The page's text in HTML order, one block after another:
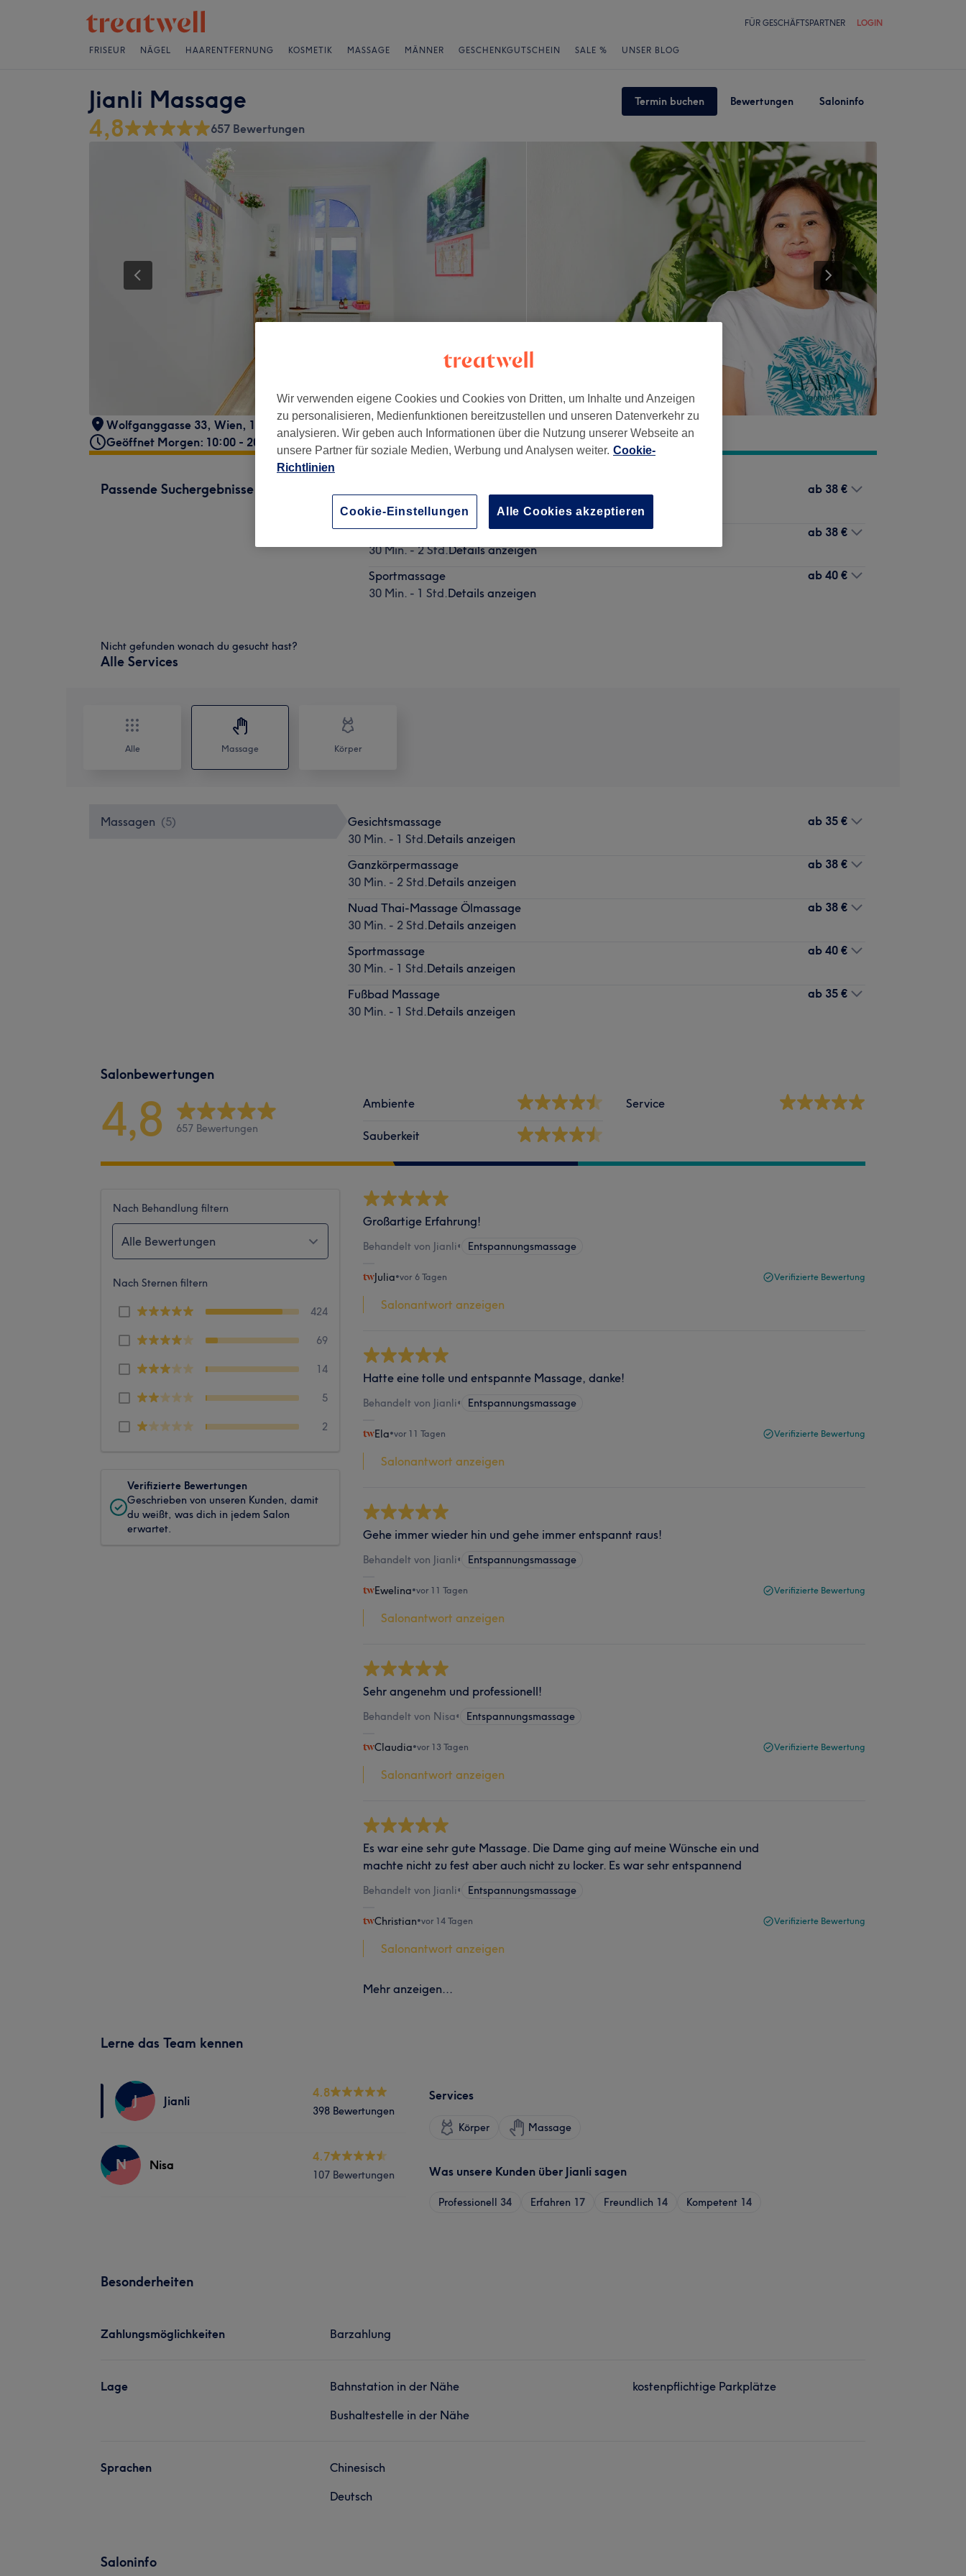
FÜR GESCHÄFTSPARTNER LOGIN
FRISEUR NÄGEL HAARENTFERNUNG KOSMETIK MASSAGE MÄNNER GESCHENKGUTSCHEIN SALE % UNSER BLOG
Jianli Massage Termin buchen Bewertungen Saloninfo
4,8 657 Bewertungen
Wolfganggasse 33, Wien, 12. Bezirk, 1120
Geöffnet Morgen: 10:00 - 20:00
Passende Suchergebnisse
30 Min. - 2 Std.Details anzeigen
ab 38 €
Nuad Thai-Massage Ölmassage
30 Min. - 2 Std.Details anzeigen
ab 38 €
Sportmassage
30 Min. - 1 Std.Details anzeigen
ab 40 €
Nicht gefunden wonach du gesucht hast?
Alle Services
Alle Massage Körper
Massagen (5)
Gesichtsmassage
30 Min. - 1 Std.Details anzeigen
ab 35 €
Ganzkörpermassage
30 Min. - 2 Std.Details anzeigen
ab 38 €
Nuad Thai-Massage Ölmassage
30 Min. - 2 Std.Details anzeigen
ab 38 €
Sportmassage
30 Min. - 1 Std.Details anzeigen
ab 40 €
Fußbad Massage
30 Min. - 1 Std.Details anzeigen
ab 35 €
Salonbewertungen
4,8 657 Bewertungen
Ambiente
Sauberkeit
Service
Nach Behandlung filtern
Alle Bewertungen
Nach Sternen filtern
424
69
14
5
2
Verifizierte Bewertungen
Geschrieben von unseren Kunden, damit
du weißt, was dich in jedem Salon
erwartet.
Großartige Erfahrung!
Behandelt von Jianli• Entspannungsmassage
Julia•vor 6 Tagen Verifizierte Bewertung
Salonantwort anzeigen
Hatte eine tolle und entspannte Massage, danke!
Behandelt von Jianli• Entspannungsmassage
Ela•vor 11 Tagen Verifizierte Bewertung
Salonantwort anzeigen
Gehe immer wieder hin und gehe immer entspannt raus!
Behandelt von Jianli• Entspannungsmassage
Ewelina•vor 11 Tagen Verifizierte Bewertung
Salonantwort anzeigen
Sehr angenehm und professionell!
Behandelt von Nisa• Entspannungsmassage
Claudia•vor 13 Tagen Verifizierte Bewertung
Salonantwort anzeigen
Es war eine sehr gute Massage. Die Dame ging auf meine Wünsche ein und
machte nicht zu fest aber auch nicht zu locker. Es war sehr entspannend
Behandelt von Jianli• Entspannungsmassage
Christian•vor 14 Tagen Verifizierte Bewertung
Salonantwort anzeigen
Mehr anzeigen...
Lerne das Team kennen
J Jianli
4.8
398 Bewertungen
N Nisa
4.7
107 Bewertungen
Services
Körper Massage
Was unsere Kunden über Jianli sagen
Professionell 34 Erfahren 17 Freundlich 14 Kompetent 14
Besonderheiten
Zahlungsmöglichkeiten Barzahlung
Lage
Bahnstation in der Nähe
Bushaltestelle in der Nähe
kostenpflichtige Parkplätze
Sprachen
Chinesisch
Deutsch
Saloninfo
Wir verwenden eigene Cookies und Cookies von Dritten, um Inhalte und Anzeigen
zu personalisieren, Medienfunktionen bereitzustellen und unseren Datenverkehr zu
analysieren. Wir geben auch Informationen über die Nutzung unserer Webseite an
unsere Partner für soziale Medien, Werbung und Analysen weiter. Cookie-
Richtlinien
Alle Cookies akzeptieren
Cookie-Einstellungen